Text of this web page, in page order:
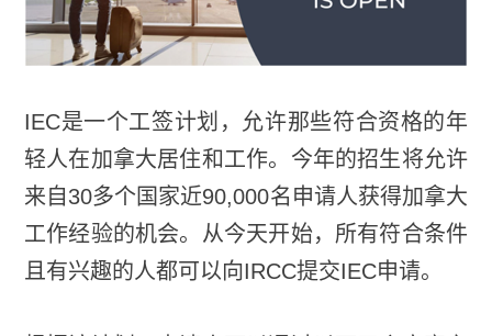
IEC是一个工签计划，允许那些符合资格的年
轻人在加拿大居住和工作。今年的招生将允许
来自30多个国家近90,000名申请人获得加拿大
工作经验的机会。从今天开始，所有符合条件
且有兴趣的人都可以向IRCC提交IEC申请。